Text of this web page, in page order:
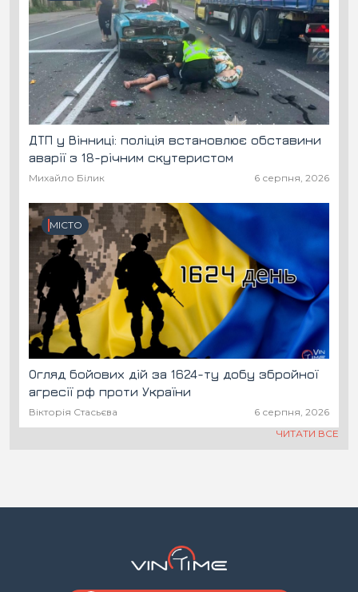
ДТП у Вінниці: поліція встановлює обставини
аварії з 18-річним скутеристом
Михайло Білик 6 серпня, 2026
МІСТО
Огляд бойових дій за 1624-ту добу збройної
агресії рф проти України
Вікторія Стасьєва
6 серпня, 2026
ЧИТАТИ ВСЕ